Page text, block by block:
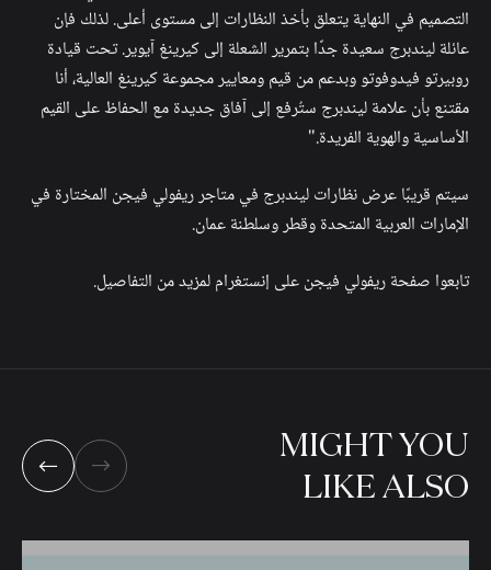
التصميم في النهاية يتعلق بأخذ النظارات إلى مستوى أعلى. لذلك فإن
عائلة ليندبرج سعيدة جدًا بتمرير الشعلة إلى كيرينغ آيوير. تحت قيادة
روبيرتو فيدوفوتو وبدعم من قيم ومعايير مجموعة كيرينغ العالية، أنا
مقتنع بأن علامة ليندبرج ستُرفع إلى آفاق جديدة مع الحفاظ على القيم
الأساسية والهوية الفريدة."
سيتم قريبًا عرض نظارات ليندبرج في متاجر ريفولي فيجن المختارة في
الإمارات العربية المتحدة وقطر وسلطنة عمان.
تابعوا صفحة ريفولي فيجن على إنستغرام لمزيد من التفاصيل.
YOU
MIGHT
ALSO
LIKE